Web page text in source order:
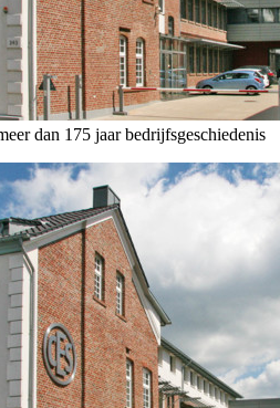
dan 175 jaar bedrijfsgeschiedenis